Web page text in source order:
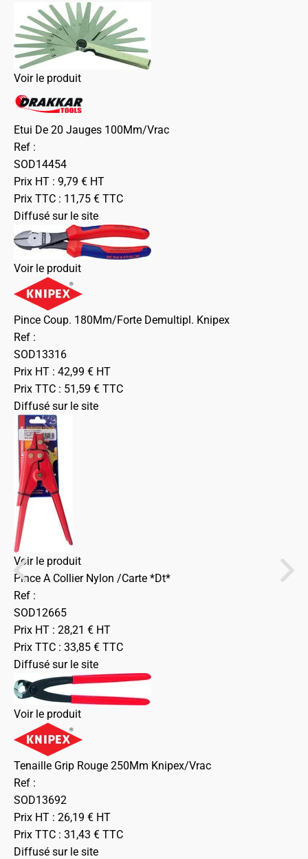
Voir le produit
Etui De 20 Jauges 100Mm/Vrac
Ref :
SOD14454
Prix HT : 9,79 € HT
Prix TTC : 11,75 € TTC
Diffusé sur le site
Voir le produit
Pince Coup. 180Mm/Forte Demultipl. Knipex
Ref :
SOD13316
Prix HT : 42,99 € HT
Prix TTC : 51,59 € TTC
Diffusé sur le site
Voir le produit
Pince A Collier Nylon /Carte *Dt*
Ref :
SOD12665
Prix HT : 28,21 € HT
Prix TTC : 33,85 € TTC
Diffusé sur le site
Voir le produit
Tenaille Grip Rouge 250Mm Knipex/Vrac
Ref :
SOD13692
Prix HT : 26,19 € HT
Prix TTC : 31,43 € TTC
Diffusé sur le site